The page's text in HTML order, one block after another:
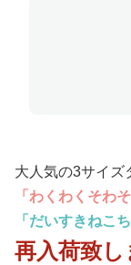
大人気の3サイズ
「わくわくそわそ
「だいすきねこち
再入荷致